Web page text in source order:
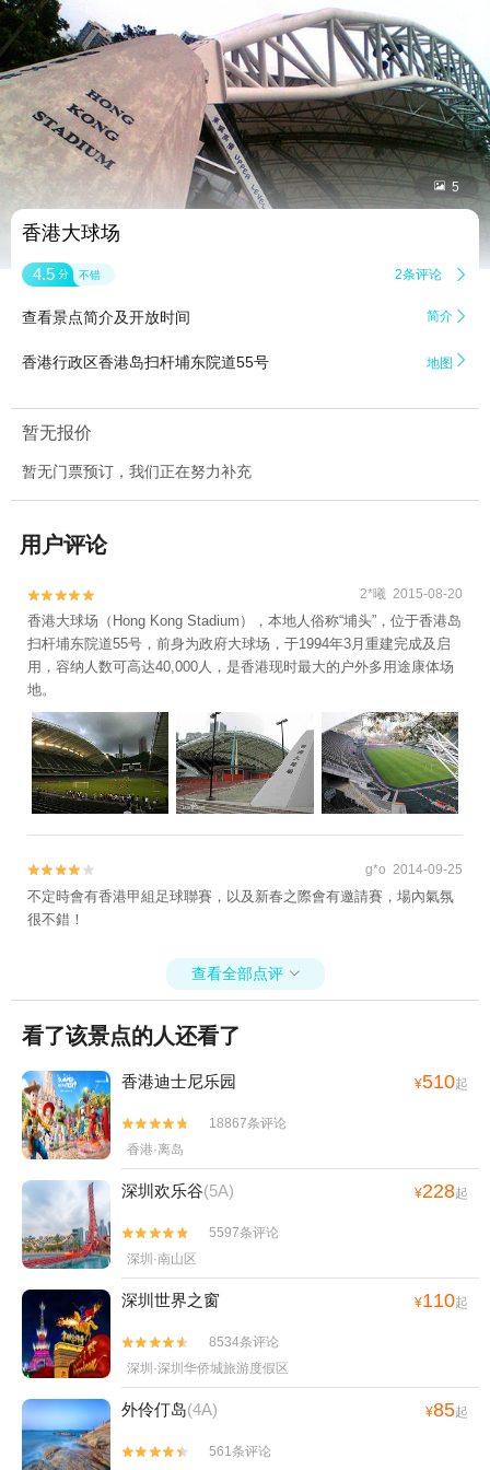
 5
香港大球场
4.5 分 不错 2条评论 
查看景点简介及开放时间 简介 
香港行政区香港岛扫杆埔东院道55号 地图 
暂无报价
暂无门票预订，我们正在努力补充
用户评论

 2*曦 2015-08-20
香港大球场（Hong Kong Stadium），本地人俗称“埔头”，位于香港岛
扫杆埔东院道55号，前身为政府大球场，于1994年3月重建完成及启
用，容纳人数可高达40,000人，是香港现时最大的户外多用途康体场
地。

 g*o 2014-09-25
不定時會有香港甲組足球聯賽，以及新春之際會有邀請賽，場內氣氛
很不錯！
查看全部点评 
看了该景点的人还看了
香港迪士尼乐园 ¥510起


18867条评论
香港·离岛
深圳欢乐谷(5A) ¥228起


5597条评论
深圳·南山区
深圳世界之窗 ¥110起


8534条评论
深圳·深圳华侨城旅游度假区
外伶仃岛(4A) ¥85起


561条评论
